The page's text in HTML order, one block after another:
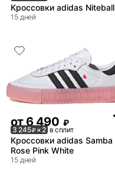
Кроссовки adidas Niteball
15 дней
от6 490 ₽
3 245₽× 2 в сплит
Кроссовки adidas Samba
Rose Pink White
15 дней